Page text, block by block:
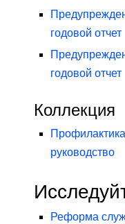
годовой отчет
годовой отчет
Коллекция
руководство
Реформа